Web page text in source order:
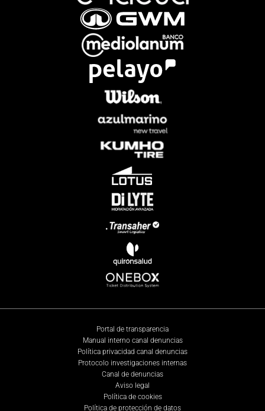
Portal de transparencia
Manual interno canal denuncias
Política privacidad canal denuncias
Protocolo investigaciones internas
Canal de denuncias
Aviso legal
Política de cookies
Política de protección de datos